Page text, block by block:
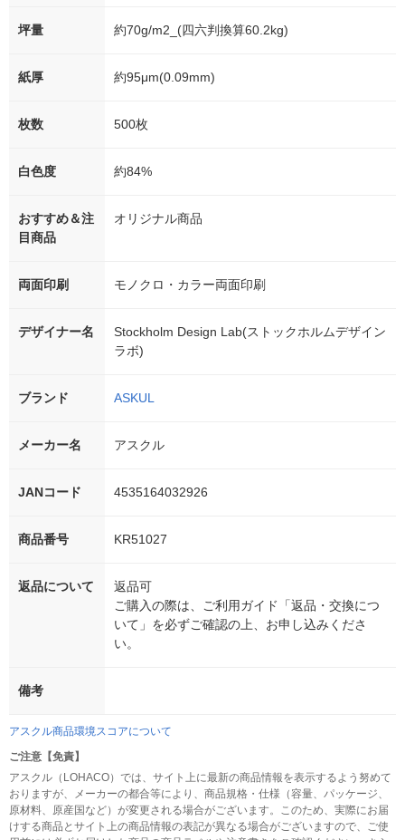
坪量 約70g/m2_(四六判換算60.2kg)
紙厚 約95μm(0.09mm)
枚数 500枚
白色度 約84%
おすすめ＆注
目商品
オリジナル商品
両面印刷 モノクロ・カラー両面印刷
デザイナー名
Stockholm Design Lab(ストックホルムデザイン
ラボ)
ブランド ASKUL
メーカー名 アスクル
JANコード 4535164032926
商品番号 KR51027
返品について
返品可
ご購入の際は、ご利用ガイド「返品・交換につ
いて」を必ずご確認の上、お申し込みくださ
い。
備考
アスクル商品環境スコアについて
ご注意【免責】
アスクル（LOHACO）では、サイト上に最新の商品情報を表示するよう努めて
おりますが、メーカーの都合等により、商品規格・仕様（容量、パッケージ、
原材料、原産国など）が変更される場合がございます。このため、実際にお届
けする商品とサイト上の商品情報の表記が異なる場合がございますので、ご使